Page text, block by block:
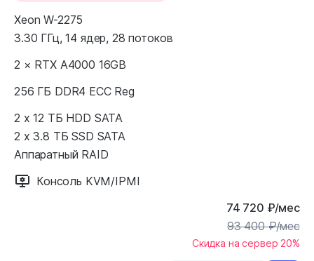
Xeon W-2275
3.30 ГГц, 14 ядер, 28 потоков
2 × RTX A4000 16GB
256 ГБ DDR4 ECC Reg
2 x 12 ТБ HDD SATA
2 x 3.8 ТБ SSD SATA
Аппаратный RAID
Консоль KVM/IPMI
74 720 ₽/мес
93 400₽/мес
Скидка на сервер 20%